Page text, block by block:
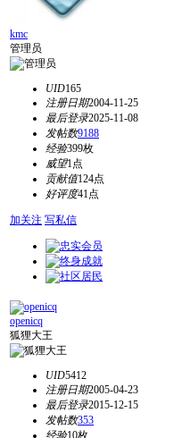
kmc
管理员
UID165
注册日期2004-11-25
最后登录2025-11-08
发帖数9188
经验399枚
威望1点
贡献值124点
好评度41点
加关注 写私信
openicq
狐狸大王
UID5412
注册日期2005-04-23
最后登录2015-12-15
发帖数353
经验10枚